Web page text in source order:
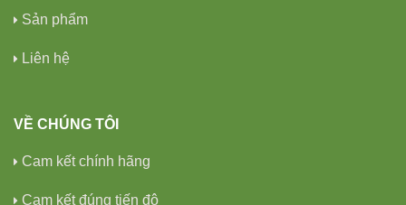
Sản phẩm
Liên hệ
VỀ CHÚNG TÔI
Cam kết chính hãng
Cam kết đúng tiến độ